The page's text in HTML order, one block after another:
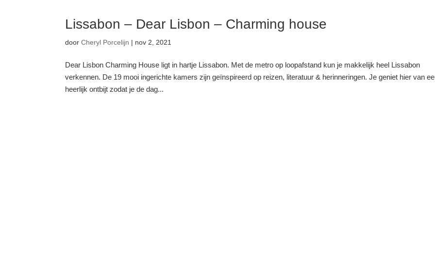
Lissabon – Dear Lisbon – Charming house
doorCheryl Porcelijn | nov 2, 2021
Dear Lisbon Charming House ligt in hartje Lissabon. Met de metro op loopafstand kun je makkelijk heel Lissabon
verkennen. De 19 mooi ingerichte kamers zijn geïnspireerd op reizen, literatuur & herinneringen. Je geniet hier van
heerlijk ontbijt zodat je de dag...